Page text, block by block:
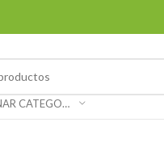
SELECCIONAR CATEGORÍA